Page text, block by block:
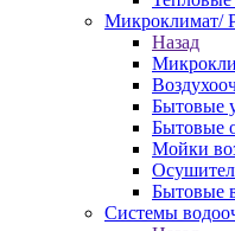
Микроклимат/
Назад
Бытовые
Бытовые
Мойки
Бытовые
Системы